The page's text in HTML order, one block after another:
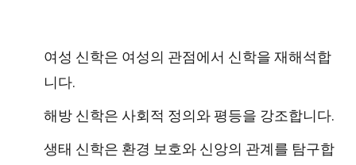
여성 신학은 여성의 관점에서 신학을 재해석합
니다.
해방 신학은 사회적 정의와 평등을 강조합니다.
생태 신학은 환경 보호와 신앙의 관계를 탐구합